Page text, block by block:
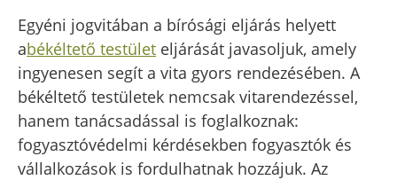
Egyéni jogvitában a bírósági eljárás helyett
abékéltető testület eljárását javasoljuk, amely
ingyenesen segít a vita gyors rendezésében. A
békéltető testületek nemcsak vitarendezéssel,
hanem tanácsadással is foglalkoznak:
fogyasztóvédelmi kérdésekben fogyasztók és
vállalkozások is fordulhatnak hozzájuk. Az